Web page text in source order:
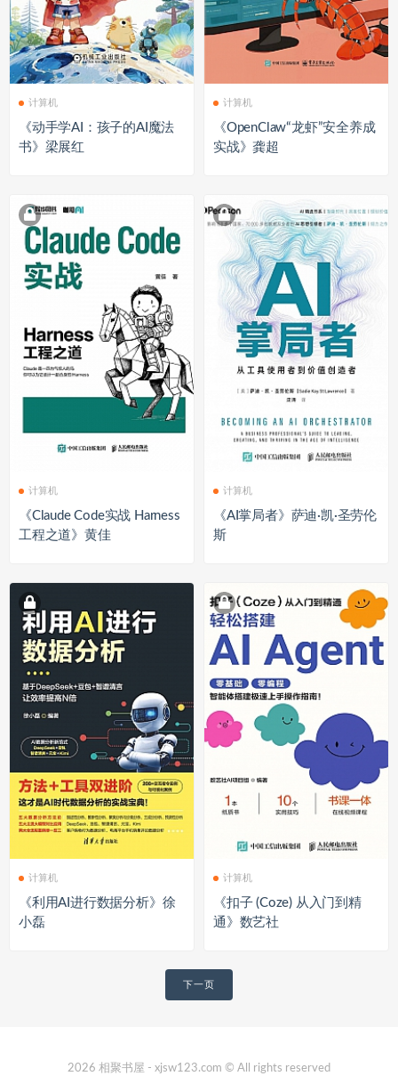
计算机
《动手学AI：孩子的AI魔法
书》梁展红
计算机
《OpenClaw“龙虾”安全养成
实战》龚超
计算机
《Claude Code实战 Harness
工程之道》黄佳
计算机
《AI掌局者》萨迪·凯·圣劳伦
斯
计算机
《利用AI进行数据分析》徐
小磊
计算机
《扣子 (Coze) 从入门到精
通》数艺社
下一页
2026 相聚书屋 - xjsw123.com © All rights reserved